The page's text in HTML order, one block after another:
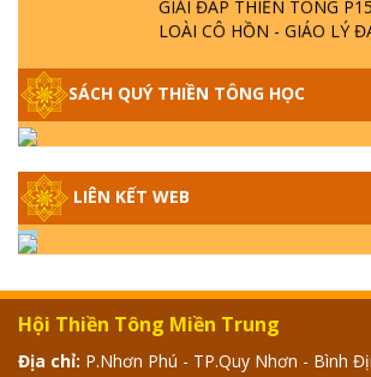
LOÀI CÔ HỒN - GIÁO LÝ
NÀO XUẤT BẢN
GIẢI ĐÁP THIỀN TÔNG
NGUỒN GỐC ÂM LỊCH
TẦNG BÌNH LƯU LỚN
GIẢI ĐÁP THIỀN TÔNG
SỰ THẬT VỀ ĐẠI HỒNG
SÁCH QUÝ THIỀN TÔNG HỌC
LIÊN KẾT WEB
Hội Thiền Tông Miền Trung
Địa chỉ: P.Nhơn Phú - TP.Quy Nhơn - Bình